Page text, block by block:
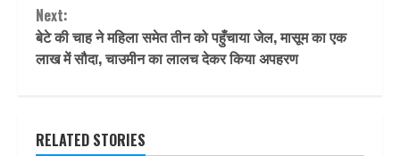
Next:
बेटे की चाह ने महिला समेत तीन को पहुँचाया जेल, मासूम का एक
लाख में सौदा, चाउमीन का लालच देकर किया अपहरण
RELATED STORIES